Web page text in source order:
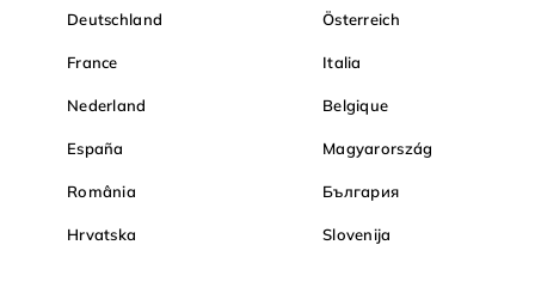
Deutschland Österreich
France Italia
Nederland Belgique
España Magyarország
România България
Hrvatska Slovenija